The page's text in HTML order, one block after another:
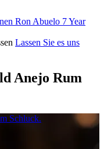
Ron Abuelo 7 Year
Lassen Sie es uns
Anejo Rum
Schluck.